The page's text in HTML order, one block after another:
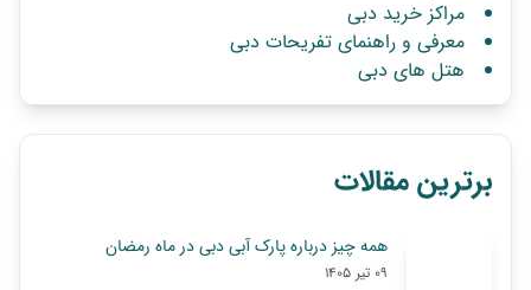
مراکز خرید دبی
معرفی و راهنمای تفریحات دبی
هتل های دبی
برترین مقالات
همه چیز درباره پارک آبی دبی در ماه رمضان
09 تیر 1405